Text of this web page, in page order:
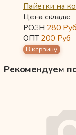
Пайетки на
Цена склада:
РОЗН 280 Руб
ОПТ200 Руб
Рекомендуем